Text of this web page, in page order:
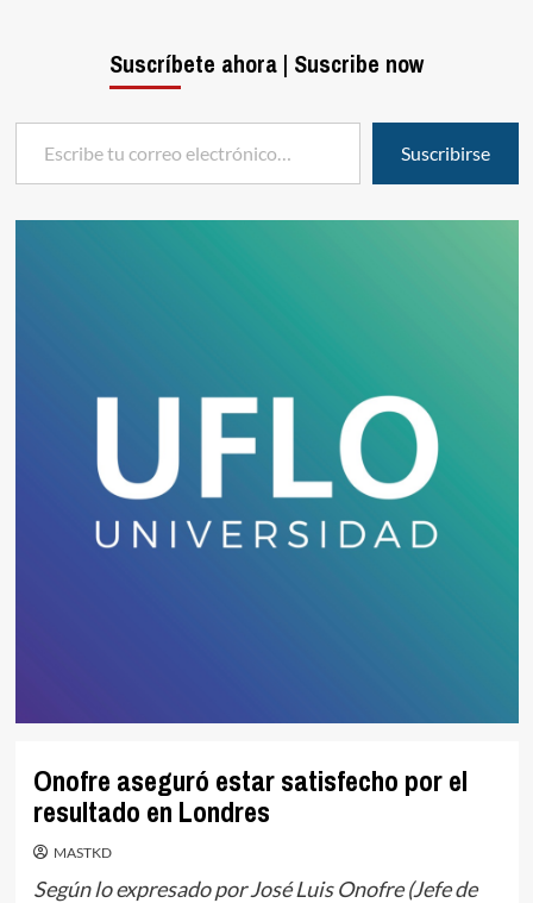
Onofre aseguró estar satisfecho por el
resultado en Londres
MASTKD
Según lo expresado por José Luis Onofre (Jefe de
Suscríbete ahora | Suscribe now
Escribe tu correo electrónico…
Suscribirse